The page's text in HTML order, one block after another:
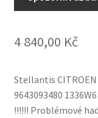
4 840,00 Kč
Stellantis CITROEN
9643093480
!!!!!! Problémové